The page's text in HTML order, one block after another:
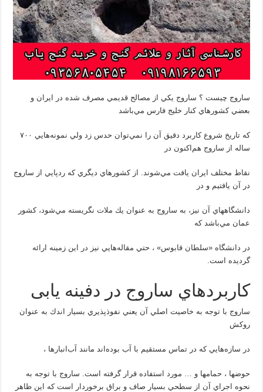
ساروج چیست ؟ ساروج يكي از مصالح قديمي مصرف شده در ايران و
بعضي كشورهاي كنار خليج فارس مي‌باشد
كه تاريخ شروع كاربرد دقيق آن را نمي‌توان حدس زد ولي نمونه‌هايي ۷۰۰
ساله از ساروج هم‌اكنون در
نقاط مختلف ايران يافت مي‌شوند. از كشورهاي ديگري كه ردپايي از ساروج
در آن يافتيم و در
دانشگاههاي آن نيز، به ساروج به عنوان يك ملات نگريسته مي‌شود، كشور
عمان مي‌باشد كه
در دانشگاه «سلطان قابوس» ، حتي مقاله‌هايي نيز در اين زمينه ارائه
گرديده است.
كاربردهاي ساروج در دفینه یابی
ساروج با توجه به خاصيت اصلي آن يعني نفوذپذيري بسيار اندك به عنوان
روكش
در سازه‌هايي كه در تماس مستقيم با آب بوده‌اند مانند آب‌انبارها ،
حوضها ، حمامها و … مورد استفاده قرار گرفته است. ساروج با توجه به
نحوه اجراي آن از سطحي بسيار صاف و براق برخوردار است كه اين ظاهر